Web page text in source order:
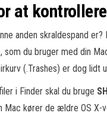
at
anden skraldespand
som du bruger med din
(.Trashes) er dog
i Finder skal du bruge
Mac kører de ældre OS